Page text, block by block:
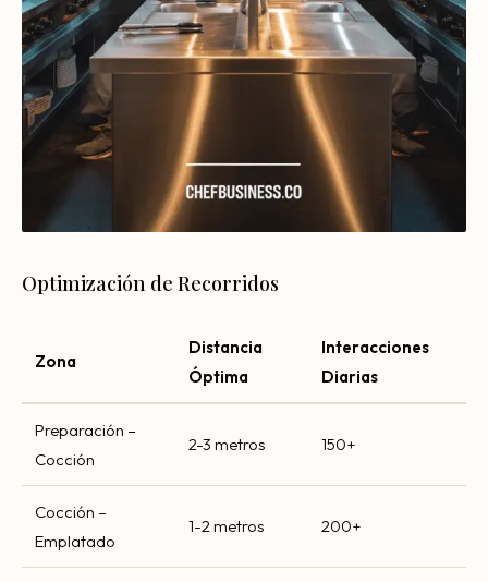
Optimización de Recorridos
Zona
Distancia
Óptima
Interacciones
Diarias
Preparación –
Cocción
2-3 metros 150+
Cocción –
Emplatado
1-2 metros 200+